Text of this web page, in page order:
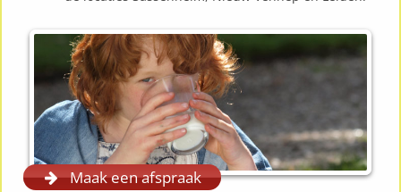
Maak een afspraak